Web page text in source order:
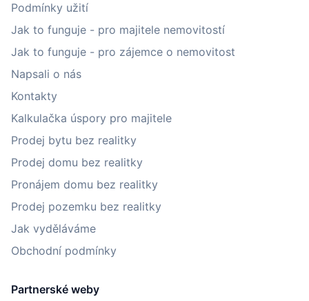
Podmínky užití
Jak to funguje - pro majitele nemovitostí
Jak to funguje - pro zájemce o nemovitost
Napsali o nás
Kontakty
Kalkulačka úspory pro majitele
Prodej bytu bez realitky
Prodej domu bez realitky
Pronájem domu bez realitky
Prodej pozemku bez realitky
Jak vyděláváme
Obchodní podmínky
Partnerské weby